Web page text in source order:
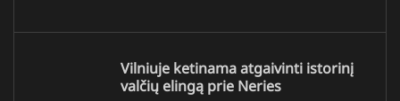
Vilniuje ketinama atgaivinti istorinį
valčių elingą prie Neries